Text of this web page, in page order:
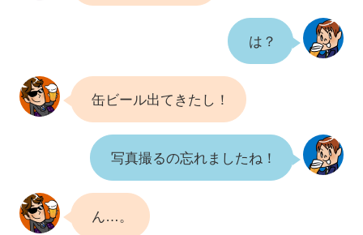
は？
缶ビール出てきたし！
写真撮るの忘れましたね！
ん…。